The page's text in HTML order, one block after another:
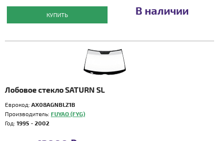
КУПИТЬ В наличии
Лобовое стекло SATURN SL
Еврокод: AX08AGNBLZ1B
Производитель: FUYAO (FYG)
Год: 1995 - 2002